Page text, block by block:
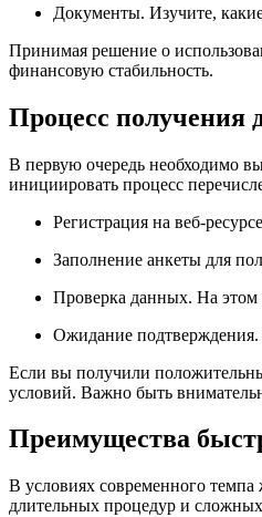
Документы. Изучите,
Принимая решение о
финансовую стабильность.
Процесс получения
В первую очередь необходимо
инициировать процесс
Регистрация на веб-
Заполнение анкеты для
Проверка данных. На этом
Ожидание подтверждения.
Если вы получили
условий. Важно быть
Преимущества
В условиях современного темпа
длительных процедур и